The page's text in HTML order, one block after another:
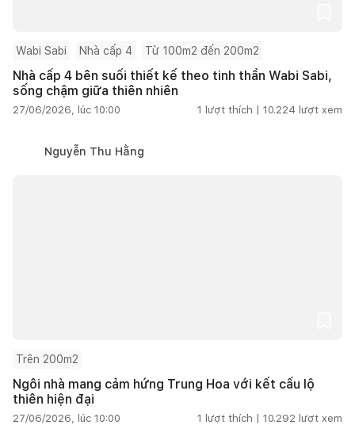
Wabi Sabi Nhà cấp 4 Từ 100m2 đến 200m2
Nhà cấp 4 bên suối thiết kế theo tinh thần Wabi Sabi,
sống chậm giữa thiên nhiên
27/06/2026, lúc 10:00 1 lượt thích | 10.224 lượt xem
Nguyễn Thu Hằng
Trên 200m2
Ngôi nhà mang cảm hứng Trung Hoa với kết cấu lộ
thiên hiện đại
27/06/2026, lúc 10:00 1 lượt thích | 10.292 lượt xem